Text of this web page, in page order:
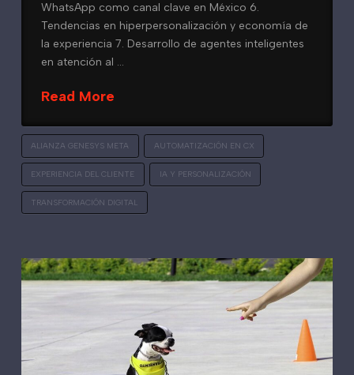
WhatsApp como canal clave en México 6.
Tendencias en hiperpersonalización y economía de
la experiencia 7. Desarrollo de agentes inteligentes
en atención al …
Read More
ALIANZA GENESYS META AUTOMATIZACIÓN EN CX
EXPERIENCIA DEL CLIENTE IA Y PERSONALIZACIÓN
TRANSFORMACIÓN DIGITAL